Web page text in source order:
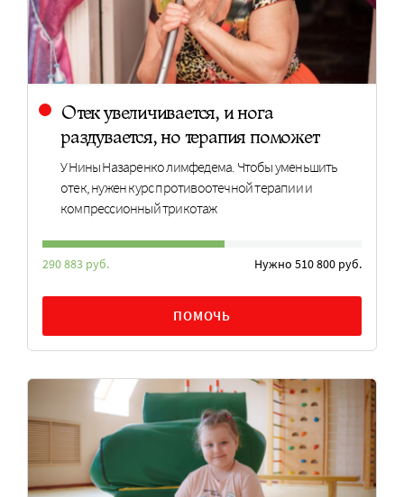
Отек увеличивается, и нога
раздувается, но терапия поможет
У Нины Назаренко лимфедема. Чтобы уменьшить
отек, нужен курс противоотечной терапии и
компрессионный трикотаж
290 883 руб. Нужно 510 800 руб.
ПОМОЧЬ